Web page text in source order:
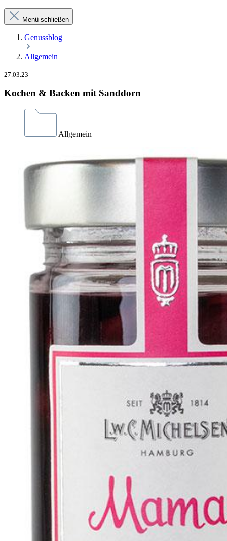
Menü schließen
Genussblog
Allgemein
27.03.23
Kochen & Backen mit Sanddorn
Allgemein